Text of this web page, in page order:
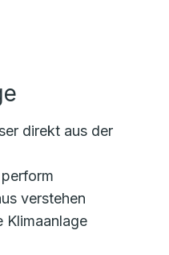
direkt aus der
verstehen
Klimaanlage